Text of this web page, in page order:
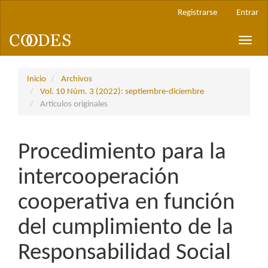
principal
Barra
Registrarse Entrar
Toggle
Inicio
Archivos
Vol. 10 Núm. 3 (2022): septiembre-diciembre
Artículos originales
Procedimiento para la
intercooperación
cooperativa en función
del cumplimiento de la
Responsabilidad Social